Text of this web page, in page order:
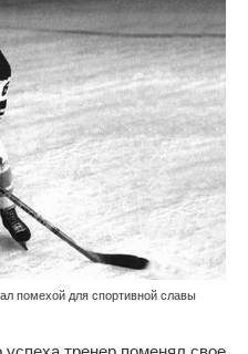
помехой для спортивной славы